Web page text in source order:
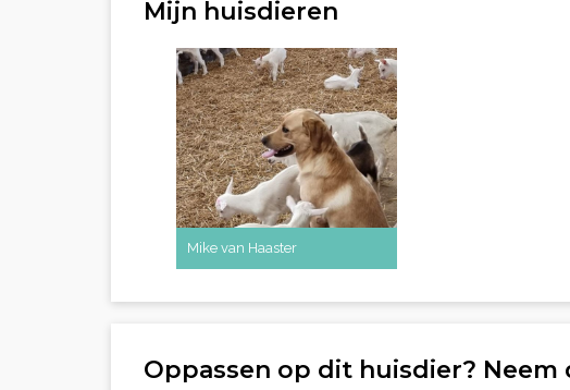
Mijn huisdieren
Mike van Haaster
Oppassen op dit huisdier?